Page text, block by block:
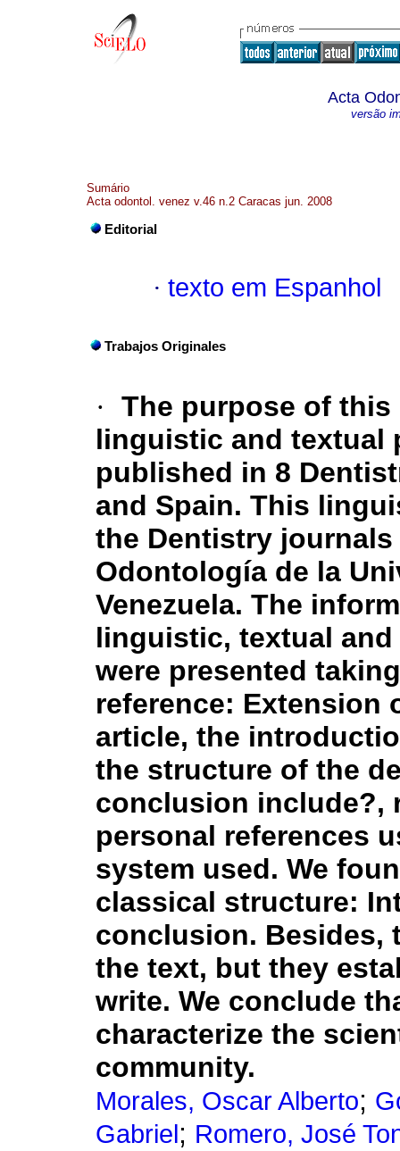
Acta
versão
Sumário
Acta odontol. venez v.46 n.2 Caracas jun. 2008
Editorial
· texto em Espanhol
Trabajos Originales
· The purpose of
linguistic and textual
published in 8
and Spain. This
the Dentistry
Odontología de la
Venezuela. The
linguistic, textual
were presented
reference: Extension
article, the
the structure of the
conclusion include?,
personal references
system used. We
classical structure:
conclusion. Besides,
the text, but they
write. We conclude
characterize the
community.
Morales, Oscar Alberto;
Gabriel ; Romero, José